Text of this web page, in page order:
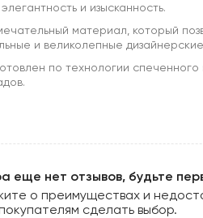
и изысканность.
материал, который
и великолепные
по технологии
еще нет отзывов, будьте
о преимуществах и
сделать выбор.